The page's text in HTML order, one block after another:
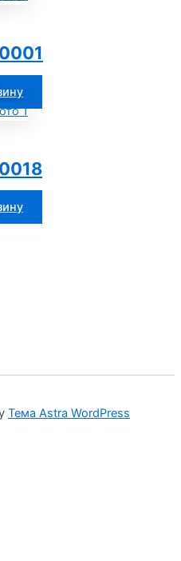
Тема Astra WordPress